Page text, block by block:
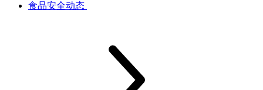
食品安全动态